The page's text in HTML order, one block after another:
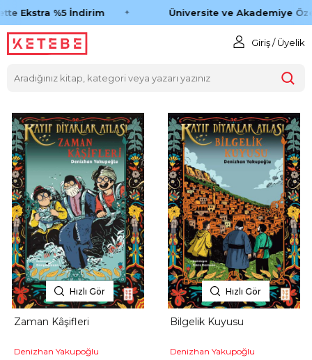
Ekstra %5 İndirim Üniversite ve Akademiye
Giriş / Üyelik
Hızlı Gör
Zaman Kâşifleri
Denizhan Yakupoğlu
Hızlı Gör
Bilgelik Kuyusu
Denizhan Yakupoğlu